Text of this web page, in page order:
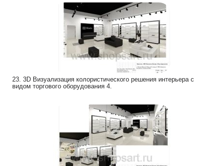
23. 3D Визуализация колористического решения интерьера с
видом торгового оборудования 4.